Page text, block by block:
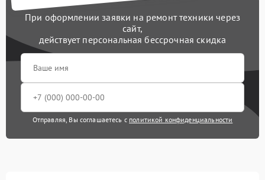
При оформлении заявки на ремонт техники через
сайт,
действует персональная бессрочная скидка
Отправляя, Вы соглашаетесь с политикой конфиденциальности